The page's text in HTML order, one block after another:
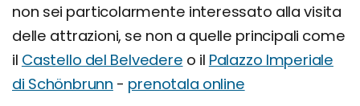
non sei particolarmente interessato alla visita
delle attrazioni, se non a quelle principali come
il Castello del Belvedere o il Palazzo Imperiale
di Schönbrunn - prenotala online